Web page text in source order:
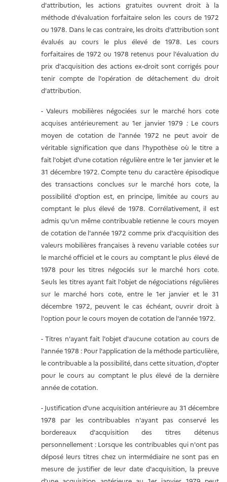
d'attribution, les actions gratuites ouvrent droit à la
méthode d'évaluation forfaitaire selon les cours de 1972
ou 1978. Dans le cas contraire, les droits d'attribution sont
évalués au cours le plus élevé de 1978. Les cours
forfaitaires de 1972 ou 1978 retenus pour l'évaluation du
prix d'acquisition des actions ex-droit sont corrigés pour
tenir compte de l'opération de détachement du droit
d'attribution.
- Valeurs mobilières négociées sur le marché hors cote
acquises antérieurement au 1er janvier 1979 :Le cours
moyen de cotation de l'année 1972 ne peut avoir de
véritable signification que dans l'hypothèse où le titre a
fait l'objet d'une cotation régulière entre le 1er janvier et le
31 décembre 1972. Compte tenu du caractère épisodique
des transactions conclues sur le marché hors cote, la
possibilité d'option est, en principe, limitée au cours au
comptant le plus élevé de 1978. Corrélativement, il est
admis qu'un même contribuable retienne le cours moyen
de cotation de l'année 1972 comme prix d'acquisition des
valeurs mobilières françaises à revenu variable cotées sur
le marché officiel et le cours au comptant le plus élevé de
1978 pour les titres négociés sur le marché hors cote.
Seuls les titres ayant fait l'objet de négociations régulières
sur le marché hors cote, entre le 1er janvier et le 31
décembre 1972, peuvent le cas échéant, ouvrir droit à
l'option pour le cours moyen de cotation de l'année 1972.
- Titres n'ayant fait l'objet d'aucune cotation au cours de
l'année 1978 : Pour l'application de la méthode particulière,
le contribuable a la possibilité, dans cette situation, d'opter
pour le cours au comptant le plus élevé de la dernière
année de cotation.
- Justification d'une acquisition antérieure au 31 décembre
1978 par les contribuables n'ayant pas conservé les
bordereaux d'acquisition des titres détenus
personnellement : Lorsque les contribuables qui n'ont pas
déposé leurs titres chez un intermédiaire ne sont pas en
mesure de justifier de leur date d'acquisition, la preuve